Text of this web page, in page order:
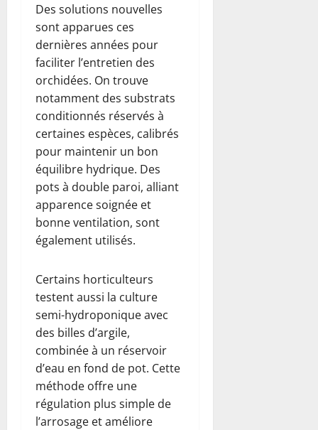
Des solutions nouvelles
sont apparues ces
dernières années pour
faciliter l’entretien des
orchidées. On trouve
notamment des substrats
conditionnés réservés à
certaines espèces, calibrés
pour maintenir un bon
équilibre hydrique. Des
pots à double paroi, alliant
apparence soignée et
bonne ventilation, sont
également utilisés.
Certains horticulteurs
testent aussi la culture
semi-hydroponique avec
des billes d’argile,
combinée à un réservoir
d’eau en fond de pot. Cette
méthode offre une
régulation plus simple de
l’arrosage et améliore